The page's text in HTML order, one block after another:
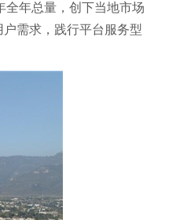
全年总量，创下当地市场
需求，践行平台服务型